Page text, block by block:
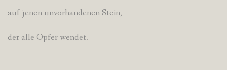
auf jenen unvorhandenen Stein,
der alle Opfer wendet.